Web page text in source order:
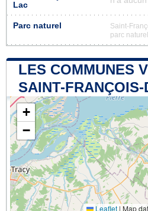
Lac
Parc naturel
Saint-
parc naturel
LES COMMUNES
SAINT-
+
−
Leaflet | Map